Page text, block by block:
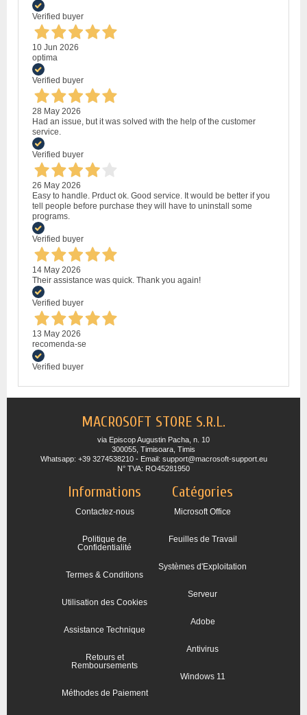
Verified buyer
10 Jun 2026
optima
Verified buyer
28 May 2026
Had an issue, but it was solved with the help of the customer
service.
Verified buyer
26 May 2026
Easy to handle. Prduct ok. Good service. It would be better if you
tell people before purchase they will have to uninstall some
programs.
Verified buyer
14 May 2026
Their assistance was quick. Thank you again!
Verified buyer
13 May 2026
recomenda-se
Verified buyer
MACROSOFT STORE S.R.L.
via Episcop Augustin Pacha, n. 10
300055, Timisoara, Timis
Whatsapp: +39 3274538210 - Email: support@macrosoft-support.eu
N° TVA: RO45281950
Informations
Contactez-nous
Politique de
Confidentialité
Termes & Conditions
Utilisation des Cookies
Assistance Technique
Retours et
Remboursements
Méthodes de Paiement
Catégories
Microsoft Office
Feuilles de Travail
Systèmes d'Exploitation
Serveur
Adobe
Antivirus
Windows 11